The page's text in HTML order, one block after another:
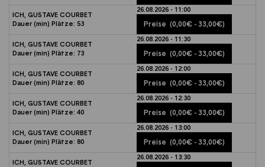
ICH, GUSTAVE COURBET
Dauer (min) Plätze: 53
26.08.2026 - 11:00
Preise (0,00€ - 33,00€)
ICH, GUSTAVE COURBET
Dauer (min) Plätze: 73
26.08.2026 - 11:30
Preise (0,00€ - 33,00€)
ICH, GUSTAVE COURBET
Dauer (min) Plätze: 80
26.08.2026 - 12:00
Preise (0,00€ - 33,00€)
ICH, GUSTAVE COURBET
Dauer (min) Plätze: 40
26.08.2026 - 12:30
Preise (0,00€ - 33,00€)
ICH, GUSTAVE COURBET
Dauer (min) Plätze: 80
26.08.2026 - 13:00
Preise (0,00€ - 33,00€)
ICH, GUSTAVE COURBET
26.08.2026 - 13:30